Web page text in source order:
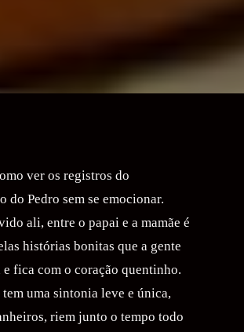
ver os registros do
do Pedro sem se emocionar.
ali, entre o papai e a mamãe é
histórias bonitas que a gente
e fica com o coração quentinho.
tem uma sintonia leve e única,
riem junto o tempo todo